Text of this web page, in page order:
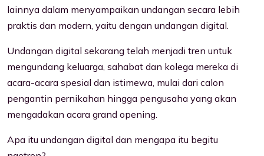
lainnya dalam menyampaikan undangan secara lebih
praktis dan modern, yaitu dengan undangan digital.
Undangan digital sekarang telah menjadi tren untuk
mengundang keluarga, sahabat dan kolega mereka di
acara-acara spesial dan istimewa, mulai dari calon
pengantin pernikahan hingga pengusaha yang akan
mengadakan acara grand opening.
Apa itu undangan digital dan mengapa itu begitu